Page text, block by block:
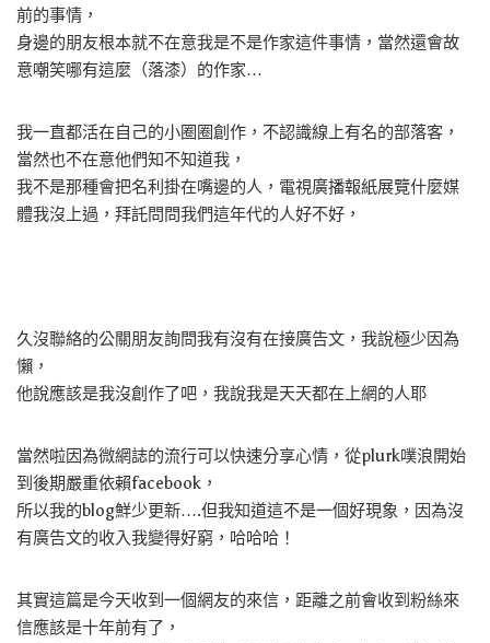
前的事情，
身邊的朋友根本就不在意我是不是作家這件事情，當然還會故
意嘲笑哪有這麼（落漆）的作家…
我一直都活在自己的小圈圈創作，不認識線上有名的部落客，
當然也不在意他們知不知道我，
我不是那種會把名利掛在嘴邊的人，電視廣播報紙展覽什麼媒
體我沒上過，拜託問問我們這年代的人好不好，
久沒聯絡的公關朋友詢問我有沒有在接廣告文，我說極少因為
懶，
他說應該是我沒創作了吧，我說我是天天都在上網的人耶
當然啦因為微網誌的流行可以快速分享心情，從plurk噗浪開始
到後期嚴重依賴facebook，
所以我的blog鮮少更新….但我知道這不是一個好現象，因為沒
有廣告文的收入我變得好窮，哈哈哈！
其實這篇是今天收到一個網友的來信，距離之前會收到粉絲來
信應該是十年前有了，